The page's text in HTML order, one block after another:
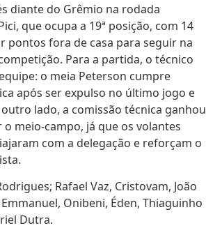
diante do Grêmio na rodada
que ocupa a 19ª posição, com 14
pontos fora de casa para seguir na
Para a partida, o técnico
o meia Peterson cumpre
após ser expulso no último jogo e
lado, a comissão técnica ganhou
meio-campo, já que os volantes
com a delegação e reforçam o
Rafael Vaz, Cristovam, João
Onibeni, Éden, Thiaguinho
Dutra.